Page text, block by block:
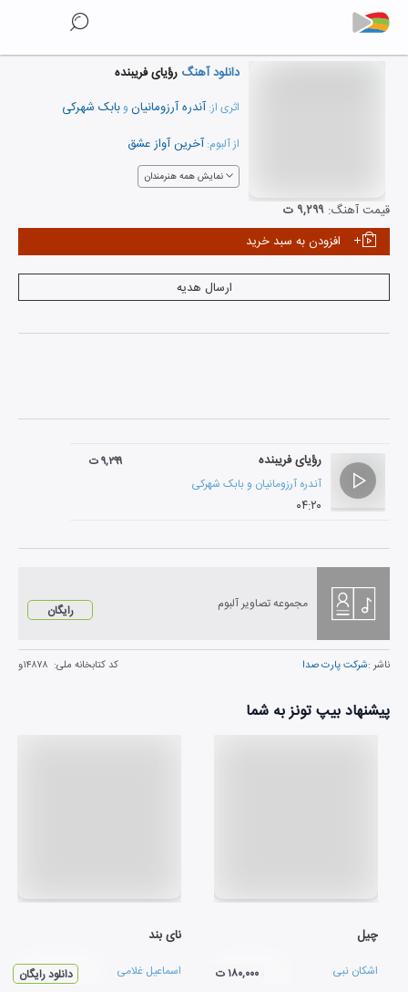
دانلود آهنگ رؤیای فریبنده
اثری از: آندره آرزومانیان و بابک شهرکی
از آلبوم: آخرین آواز عشق
نمایش همه هنرمندان
قیمت آهنگ: ۹,۲۹۹ ت
افزودن به سبد خرید
ارسال هدیه
رؤیای فریبنده
آندره آرزومانیان و بابک شهرکی
۰۴:۲۰
۹,۲۹۹ ت
مجموعه تصاویر آلبوم رایگان
ناشر :شرکت پارت صدا کد کتابخانه ملی: ۱۴۸۷۸و
پیشنهاد بیپ تونز به شما
چیل
اشکان نبی ۱۸۰,۰۰۰ ت
نای بند
اسماعیل غلامی دانلود رایگان